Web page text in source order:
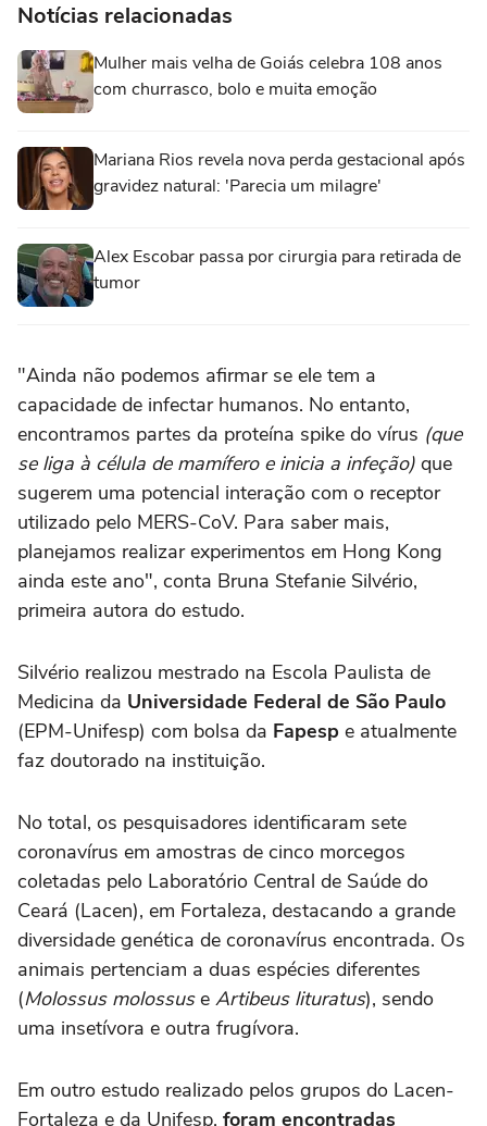
Notícias relacionadas
Mulher mais velha de Goiás celebra 108 anos
com churrasco, bolo e muita emoção
Mariana Rios revela nova perda gestacional após
gravidez natural: 'Parecia um milagre'
Alex Escobar passa por cirurgia para retirada de
tumor
"Ainda não podemos afirmar se ele tem a
capacidade de infectar humanos. No entanto,
encontramos partes da proteína spike do vírus (que
se liga à célula de mamífero e inicia a infeção) que
sugerem uma potencial interação com o receptor
utilizado pelo MERS-CoV. Para saber mais,
planejamos realizar experimentos em Hong Kong
ainda este ano", conta Bruna Stefanie Silvério,
primeira autora do estudo.
Silvério realizou mestrado na Escola Paulista de
Medicina da Universidade Federal de São Paulo
(EPM-Unifesp) com bolsa da Fapesp e atualmente
faz doutorado na instituição.
No total, os pesquisadores identificaram sete
coronavírus em amostras de cinco morcegos
coletadas pelo Laboratório Central de Saúde do
Ceará (Lacen), em Fortaleza, destacando a grande
diversidade genética de coronavírus encontrada. Os
animais pertenciam a duas espécies diferentes
(Molossus molossuse Artibeus lituratus), sendo
uma insetívora e outra frugívora.
Em outro estudo realizado pelos grupos do Lacen-
Fortaleza e da Unifesp, foram encontradas